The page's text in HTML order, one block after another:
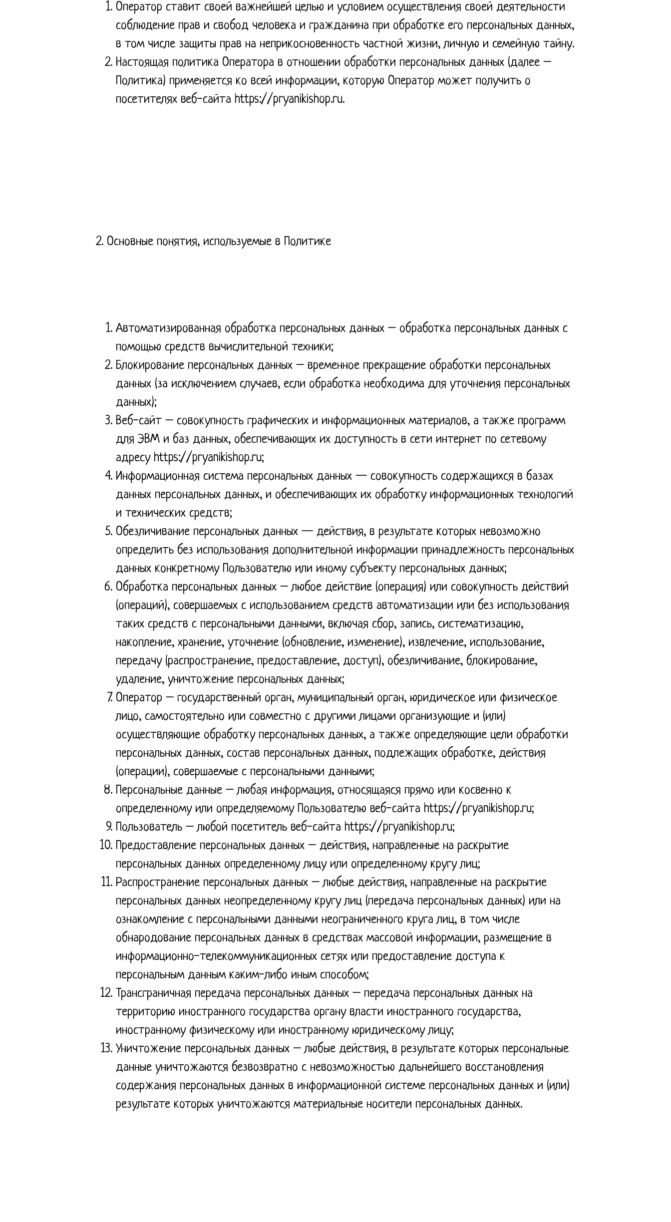
Оператор ставит своей важнейшей целью и условием осуществления своей деятельности
соблюдение прав и свобод человека и гражданина при обработке его персональных данных,
в том числе защиты прав на неприкосновенность частной жизни, личную и семейную тайну.
Настоящая политика Оператора в отношении обработки персональных данных (далее –
Политика) применяется ко всей информации, которую Оператор может получить о
посетителях веб-сайта https://pryanikishop.ru.
2. Основные понятия, используемые в Политике
Автоматизированная обработка персональных данных – обработка персональных данных с
помощью средств вычислительной техники;
Блокирование персональных данных – временное прекращение обработки персональных
данных (за исключением случаев, если обработка необходима для уточнения персональных
данных);
Веб-сайт – совокупность графических и информационных материалов, а также программ
для ЭВМ и баз данных, обеспечивающих их доступность в сети интернет по сетевому
адресу https://pryanikishop.ru;
Информационная система персональных данных — совокупность содержащихся в базах
данных персональных данных, и обеспечивающих их обработку информационных технологий
и технических средств;
Обезличивание персональных данных — действия, в результате которых невозможно
определить без использования дополнительной информации принадлежность персональных
данных конкретному Пользователю или иному субъекту персональных данных;
Обработка персональных данных – любое действие (операция) или совокупность действий
(операций), совершаемых с использованием средств автоматизации или без использования
таких средств с персональными данными, включая сбор, запись, систематизацию,
накопление, хранение, уточнение (обновление, изменение), извлечение, использование,
передачу (распространение, предоставление, доступ), обезличивание, блокирование,
удаление, уничтожение персональных данных;
Оператор – государственный орган, муниципальный орган, юридическое или физическое
лицо, самостоятельно или совместно с другими лицами организующие и (или)
осуществляющие обработку персональных данных, а также определяющие цели обработки
персональных данных, состав персональных данных, подлежащих обработке, действия
(операции), совершаемые с персональными данными;
Персональные данные – любая информация, относящаяся прямо или косвенно к
определенному или определяемому Пользователю веб-сайта https://pryanikishop.ru;
Пользователь – любой посетитель веб-сайта https://pryanikishop.ru;
Предоставление персональных данных – действия, направленные на раскрытие
персональных данных определенному лицу или определенному кругу лиц;
Распространение персональных данных – любые действия, направленные на раскрытие
персональных данных неопределенному кругу лиц (передача персональных данных) или на
ознакомление с персональными данными неограниченного круга лиц, в том числе
обнародование персональных данных в средствах массовой информации, размещение в
информационно-телекоммуникационных сетях или предоставление доступа к
персональным данным каким-либо иным способом;
Трансграничная передача персональных данных – передача персональных данных на
территорию иностранного государства органу власти иностранного государства,
иностранному физическому или иностранному юридическому лицу;
Уничтожение персональных данных – любые действия, в результате которых персональные
данные уничтожаются безвозвратно с невозможностью дальнейшего восстановления
содержания персональных данных в информационной системе персональных данных и (или)
результате которых уничтожаются материальные носители персональных данных.